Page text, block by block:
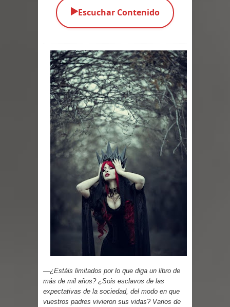
los Vivos
Parte 01: Escondido a Plena Luz
Parte 02: El Enemigo de mi Enemigo
Parte 06: Coletazos
Parte 05: Los Horrores del Infierno
Parte 04: Oídos Sordos
Parte 03: La Traición
Parte 02: Vuelve el Hijo Prodigo
Parte 03: Reflexiones
▶️Escuchar Contenido
—¿Estáis limitados por lo que diga un libro de
más de mil años? ¿Sois esclavos de las
expectativas de la sociedad, del modo en que
vuestros padres vivieron sus vidas? Varios de